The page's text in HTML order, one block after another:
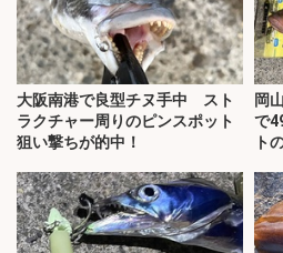
大阪南港で良型チヌ手中 スト
ラクチャー周りのピンスポット
狙い撃ちが的中！
岡
で
ト